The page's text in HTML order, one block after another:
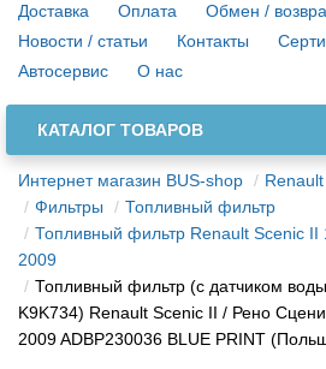
Доставка Оплата Обмен /
Новости / статьи
Контакты
Автосервис
О нас
КАТАЛОГ ТОВАРОВ
Интернет магазин BUS-shop
Фильтры
Топливный фильтр
Топливный фильтр Renault Scenic II
2009
Топливный фильтр (с датчиком
K9K734) Renault Scenic II / Рено
2009 ADBP230036 BLUE PRINT